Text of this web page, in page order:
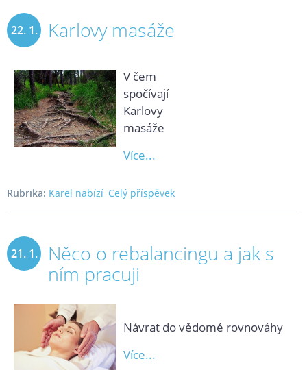
22. 1. Karlovy masáže
V čem
spočívají
Karlovy
masáže
Více...
Celý příspěvek
Rubrika: Karel nabízí
21. 1.
Něco o rebalancingu a jak s
ním pracuji
Návrat do vědomé rovnováhy
Více...